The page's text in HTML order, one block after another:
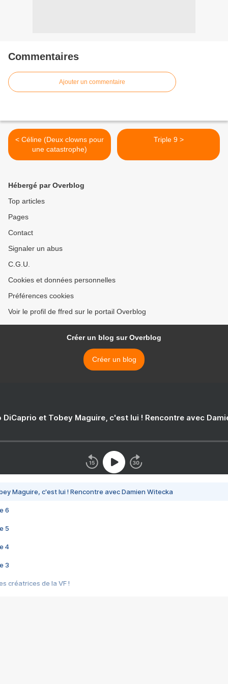
Commentaires
Ajouter un commentaire
< Céline (Deux clowns pour
une catastrophe)
Triple 9 >
Hébergé par Overblog
Top articles
Pages
Contact
Signaler un abus
C.G.U.
Cookies et données personnelles
Préférences cookies
Voir le profil de ffred sur le portail Overblog
Créer un blog sur Overblog
Créer un blog
DiCaprio et Tobey Maguire, c'est lui ! Rencontre avec
Maguire, c'est lui ! Rencontre avec Damien Witecka
6
5
4
3
créatrices de la VF !